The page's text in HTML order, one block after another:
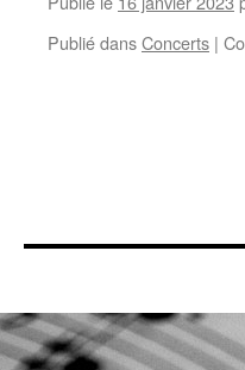
Publié dansConcerts |